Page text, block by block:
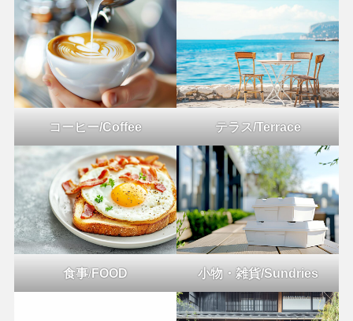
コーヒー/Coffee テラス/Terrace
食事/FOOD 小物・雑貨/Sundries